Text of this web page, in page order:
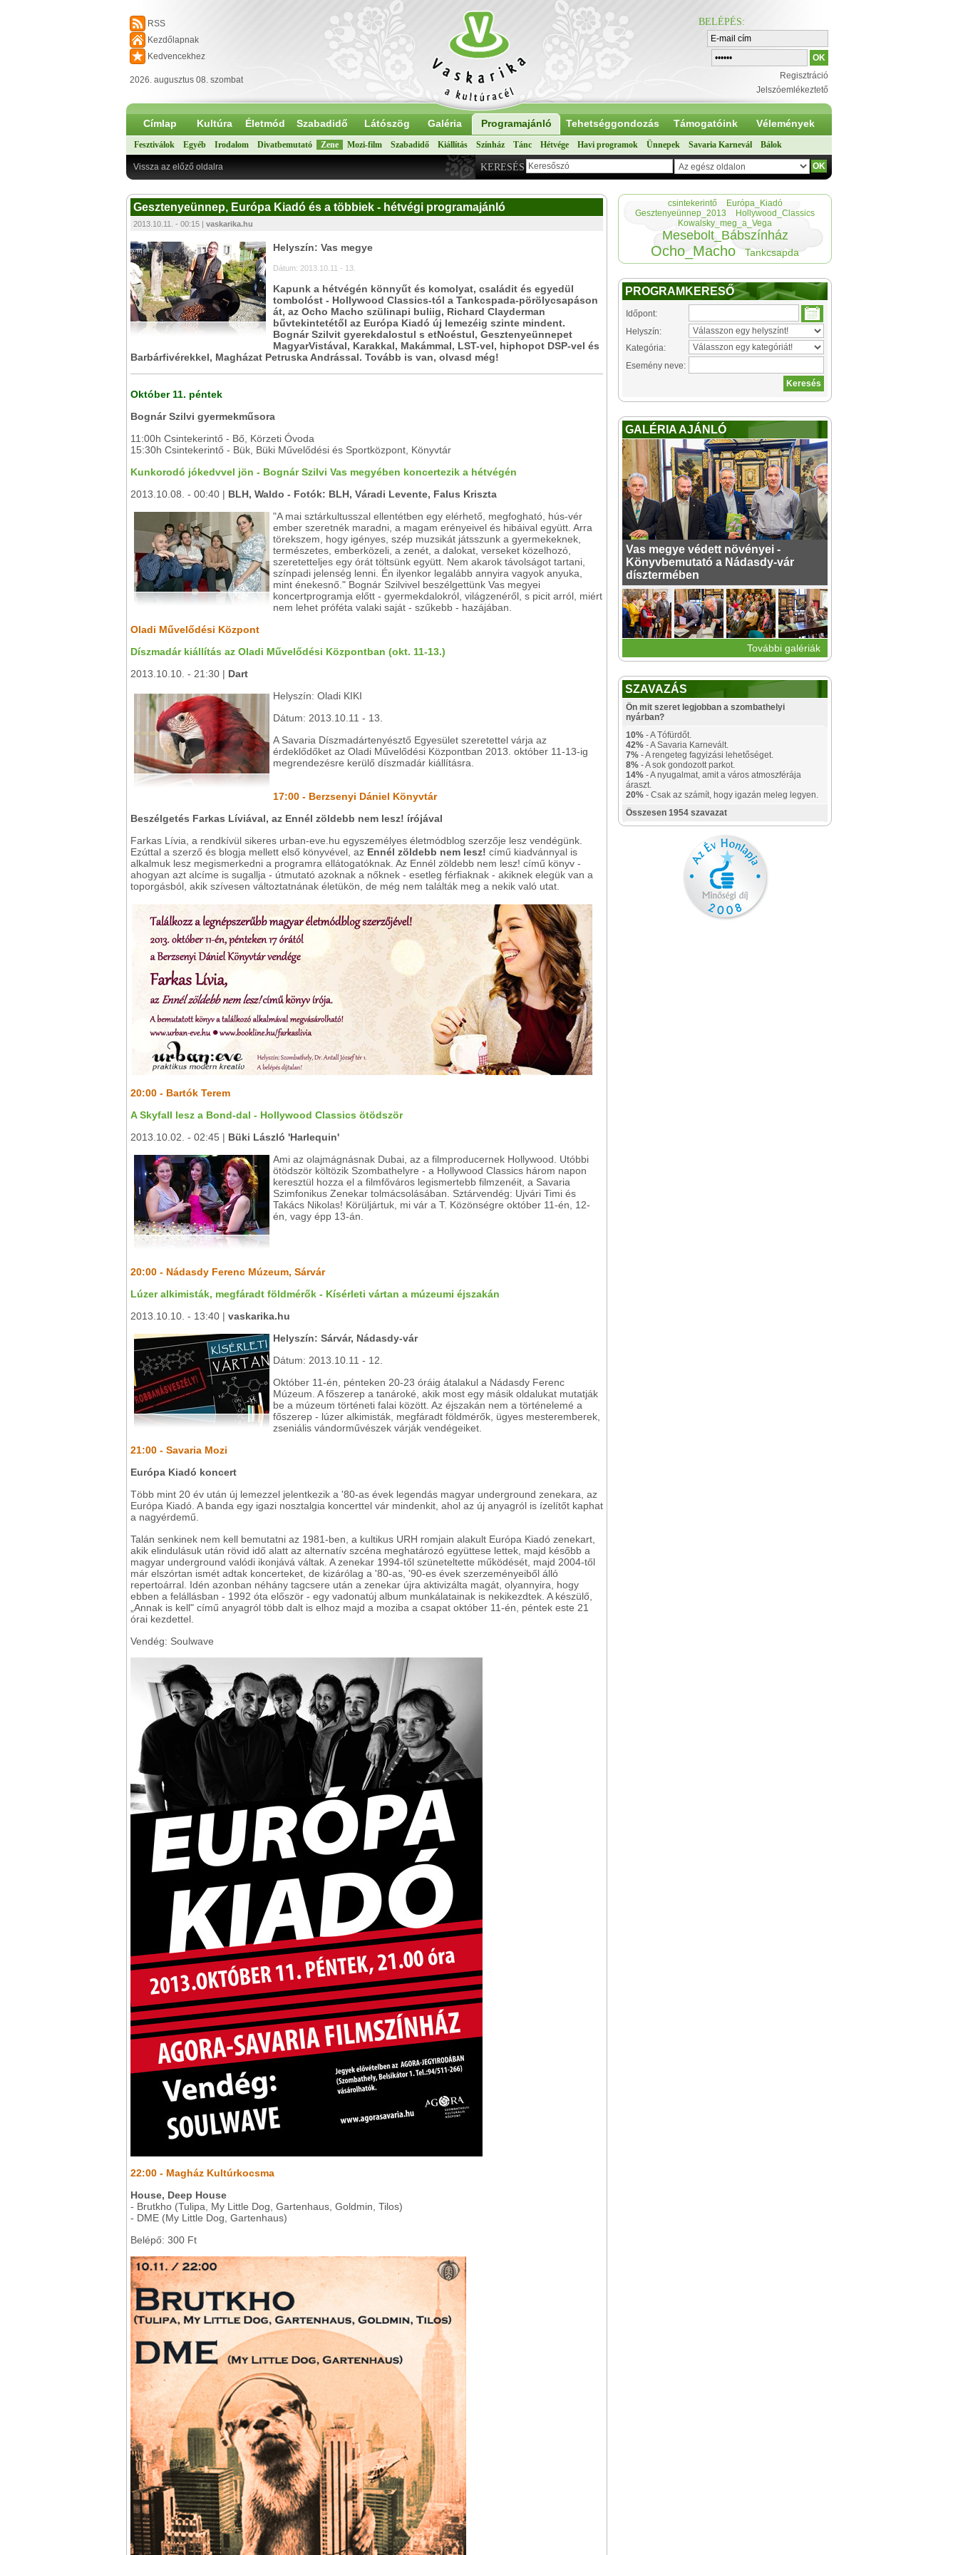
RSS
Kezdőlapnak
Kedvencekhez
2026. augusztus 08. szombat
BELÉPÉS:
Regisztráció
Jelszóemlékeztető
Címlap Kultúra Életmód Szabadidő Látószög Galéria Programajánló Tehetséggondozás Támogatóink Vélemények
Fesztiválok Egyéb Irodalom Divatbemutató Zene Mozi-film Szabadidő Kiállítás Színház Tánc Hétvége Havi programok Ünnepek Savaria Karnevál Bálok
KERESÉS
Vissza az előző oldalra
Gesztenyeünnep, Európa Kiadó és a többiek - hétvégi programajánló
2013.10.11. - 00:15 | vaskarika.hu
Helyszín: Vas megye
Dátum: 2013.10.11 - 13.
Kapunk a hétvégén könnyűt és komolyat, családit és egyedül
tombolóst - Hollywood Classics-tól a Tankcspada-pörölycsapáson
át, az Ocho Macho szülinapi buliig, Richard Clayderman
bűvtekintetétől az Európa Kiadó új lemezéig szinte mindent.
Bognár Szilvit gyerekdalostul s etNoéstul, Gesztenyeünnepet
MagyarVistával, Karakkal, Makámmal, LST-vel, hiphopot DSP-vel és
Barbárfivérekkel, Magházat Petruska Andrással. Tovább is van, olvasd még!
Október 11. péntek
Bognár Szilvi gyermekműsora
11:00h Csintekerintő - Bő, Körzeti Óvoda
15:30h Csintekerintő - Bük, Büki Művelődési és Sportközpont, Könyvtár
Kunkorodó jókedvvel jön - Bognár Szilvi Vas megyében koncertezik a hétvégén
2013.10.08. - 00:40 | BLH, Waldo - Fotók: BLH, Váradi Levente, Falus Kriszta
"A mai sztárkultusszal ellentétben egy elérhető, megfogható, hús-vér
ember szeretnék maradni, a magam erényeivel és hibáival együtt. Arra
törekszem, hogy igényes, szép muzsikát játsszunk a gyermekeknek,
természetes, emberközeli, a zenét, a dalokat, verseket közelhozó,
szeretetteljes egy órát töltsünk együtt. Nem akarok távolságot tartani,
színpadi jelenség lenni. Én ilyenkor legalább annyira vagyok anyuka,
mint énekesnő." Bognár Szilvivel beszélgettünk Vas megyei
koncertprogramja előtt - gyermekdalokról, világzenéről, s picit arról, miért
nem lehet próféta valaki saját - szűkebb - hazájában.
Oladi Művelődési Központ
Díszmadár kiállítás az Oladi Művelődési Központban (okt. 11-13.)
2013.10.10. - 21:30 | Dart
Helyszín: Oladi KIKI
Dátum: 2013.10.11 - 13.
A Savaria Díszmadártenyésztő Egyesület szeretettel várja az
érdeklődőket az Oladi Művelődési Központban 2013. október 11-13-ig
megrendezésre kerülő díszmadár kiállításra.
17:00 - Berzsenyi Dániel Könyvtár
Beszélgetés Farkas Líviával, az Ennél zöldebb nem lesz! írójával
Farkas Lívia, a rendkívül sikeres urban-eve.hu egyszemélyes életmódblog szerzője lesz vendégünk.
Ezúttal a szerző és blogja mellett első könyvével, az Ennél zöldebb nem lesz! című kiadvánnyal is
alkalmuk lesz megismerkedni a programra ellátogatóknak. Az Ennél zöldebb nem lesz! című könyv -
ahogyan azt alcíme is sugallja - útmutató azoknak a nőknek - esetleg férfiaknak - akiknek elegük van a
toporgásból, akik szívesen változtatnának életükön, de még nem találták meg a nekik való utat.
20:00 - Bartók Terem
A Skyfall lesz a Bond-dal - Hollywood Classics ötödször
2013.10.02. - 02:45 | Büki László 'Harlequin'
Ami az olajmágnásnak Dubai, az a filmproducernek Hollywood. Utóbbi
ötödször költözik Szombathelyre - a Hollywood Classics három napon
keresztül hozza el a filmfőváros legismertebb filmzenéit, a Savaria
Szimfonikus Zenekar tolmácsolásában. Sztárvendég: Ujvári Timi és
Takács Nikolas! Körüljártuk, mi vár a T. Közönségre október 11-én, 12-
én, vagy épp 13-án.
20:00 - Nádasdy Ferenc Múzeum, Sárvár
Lúzer alkimisták, megfáradt földmérők - Kísérleti vártan a múzeumi éjszakán
2013.10.10. - 13:40 | vaskarika.hu
Helyszín: Sárvár, Nádasdy-vár
Dátum: 2013.10.11 - 12.
Október 11-én, pénteken 20-23 óráig átalakul a Nádasdy Ferenc
Múzeum. A főszerep a tanároké, akik most egy másik oldalukat mutatják
be a múzeum történeti falai között. Az éjszakán nem a történelemé a
főszerep - lúzer alkimisták, megfáradt földmérők, ügyes mesteremberek,
zseniális vándorművészek várják vendégeiket.
21:00 - Savaria Mozi
Európa Kiadó koncert
Több mint 20 év után új lemezzel jelentkezik a '80-as évek legendás magyar underground zenekara, az
Európa Kiadó. A banda egy igazi nosztalgia koncerttel vár mindenkit, ahol az új anyagról is ízelítőt kaphat
a nagyérdemű.
Talán senkinek nem kell bemutatni az 1981-ben, a kultikus URH romjain alakult Európa Kiadó zenekart,
akik elindulásuk után rövid idő alatt az alternatív szcéna meghatározó együttese lettek, majd később a
magyar underground valódi ikonjává váltak. A zenekar 1994-től szüneteltette működését, majd 2004-től
már elszórtan ismét adtak koncerteket, de kizárólag a '80-as, '90-es évek szerzeményeiből álló
repertoárral. Idén azonban néhány tagcsere után a zenekar újra aktivizálta magát, olyannyira, hogy
ebben a felállásban - 1992 óta először - egy vadonatúj album munkálatainak is nekikezdtek. A készülő,
„Annak is kell" című anyagról több dalt is elhoz majd a moziba a csapat október 11-én, péntek este 21
órai kezdettel.
Vendég: Soulwave
22:00 - Magház Kultúrkocsma
House, Deep House
- Brutkho (Tulipa, My Little Dog, Gartenhaus, Goldmin, Tilos)
- DME (My Little Dog, Gartenhaus)
Belépő: 300 Ft
csintekerintő
Európa_Kiadó
Gesztenyeünnep_2013
Hollywood_Classics
Kowalsky_meg_a_Vega
Mesebolt_Bábszínház
Ocho_Macho Tankcsapda
PROGRAMKERESŐ
Időpont:
Helyszín:
Kategória:
Esemény neve:
GALÉRIA AJÁNLÓ
Vas megye védett növényei -
Könyvbemutató a Nádasdy-vár
dísztermében
További galériák
SZAVAZÁS
Ön mit szeret legjobban a szombathelyi
nyárban?
10% - A Tófürdőt.
42% - A Savaria Karnevált.
7% - A rengeteg fagyizási lehetőséget.
8% - A sok gondozott parkot.
14% - A nyugalmat, amit a város atmoszférája
áraszt.
20% - Csak az számít, hogy igazán meleg legyen.
Összesen 1954 szavazat